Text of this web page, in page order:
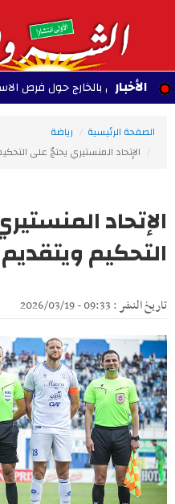
الأخبار
بالخارج حول فرص الاستثمار
الصفحة الرئيسية
رياضة
الإتحاد المنستيري يحتجّ على
الإتحاد
التحكيم
تاريخ النشر : 09:33 - 2026/03/19